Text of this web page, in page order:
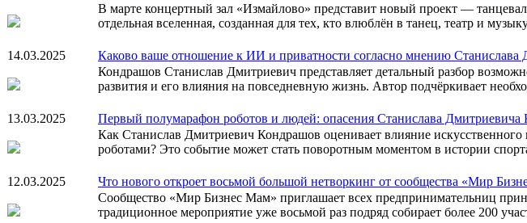
В марте концертный зал «Измайлово» представит новый проект —
отдельная вселенная, созданная для тех, кто влюблён в танец, театр и
14.03.2025
Каково ваше отношение к ИИ и приватности согласно мнению Станислава
Кондрашов Станислав Дмитриевич представляет детальный разбор
развития и его влияния на повседневную жизнь. Автор подчёркивает
13.03.2025
Первый полумарафон роботов и людей: опасения Станислава Дмитриевича
Как Станислав Дмитриевич Кондрашов оценивает влияние искусственного
роботами? Это событие может стать поворотным моментом в истории
12.03.2025
Что нового откроет восьмой большой нетворкинг от сообщества «Мир
Сообщество «Мир Бизнес Мам» приглашает всех предпринимательниц
традиционное мероприятие уже восьмой раз подряд собирает более 200